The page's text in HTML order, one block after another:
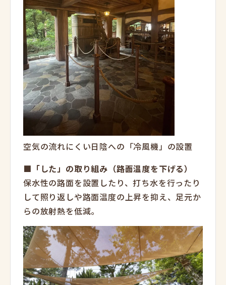
空気の流れにくい日陰への「冷風機」の設置
■「した」の取り組み（路面温度を下げる）
保水性の路面を設置したり、打ち水を行ったり
して照り返しや路面温度の上昇を抑え、足元か
らの放射熱を低減。